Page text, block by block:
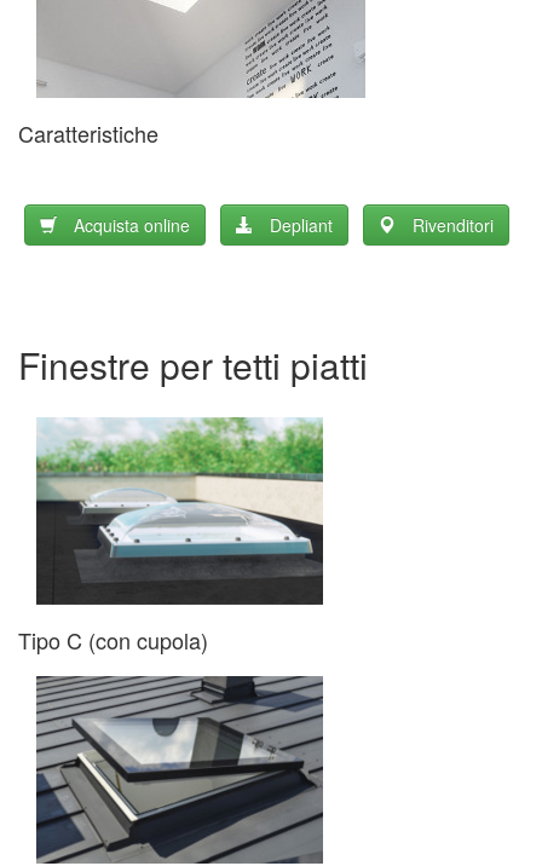
Caratteristiche
Acquista online Depliant Rivenditori
Finestre per tetti piatti
Tipo C (con cupola)